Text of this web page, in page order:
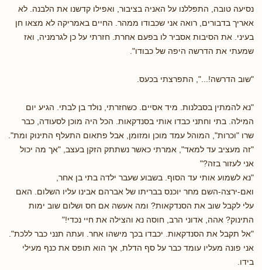
נסיעה טובה, התפללנו על האניה בציבור, ואפילו קדשנו את הלבנה. לא
אאריך בדבורים, רואה אני שכבודו ממהר. החיים באמריקה לא מצאו חן
בעיני. את הסיבות אסביר לו בפעם אחרת. חזרתי על כן לגרמניה, ואז
שמעתי את הדרשה היפה של כבודו".
"שוב הדרשה!...", התפרצתי בכעס.
"נא להמתין בסבלנות. מיד אסיים. כשחזרתי, נולד בן לבתי. הגיע יום
המילה. בתי וחתני כבדו אותי בסנדקאות. הכל היה מוכן לסעודה, כבר
שרו "וכרות", המוהל עמד מוכן ומזומן, אבל פתאום התעלף התינוק ומת".
"זה מעציב עד למאד", אמרתי כאשר נשתתק הזקן בעצב, "אך מה יכול
אני לעזור בזה?"
"נא לשמוע אותי עד הסוף. בשבוע שעבר ילדה בתי בן אחר,
ואם-ירצה-השם מחר יוכנס בבריתו של אברהם אבינו עליו השלום. האם
עלי לקבל שוב את הסנדקאות? ומה אעשה אם חס ושלום שוב ימות
התינוק? אהה, אדוני הרב, חוסה נא והצילה את חיי נכדי!"
"אל תקבל את הסנדקאות. יכבדו בכך מישהו אחר. ועתה תנני כבר ללכת".
אני פונה מעליו עומד כבר על סף הדלת, אך הוא תופס את כנף מעילי
בידו.